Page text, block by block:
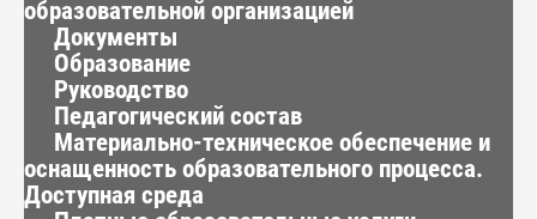
образовательной организацией
Документы
Образование
Руководство
Педагогический состав
Материально-техническое обеспечение и
оснащенность образовательного процесса.
Доступная среда